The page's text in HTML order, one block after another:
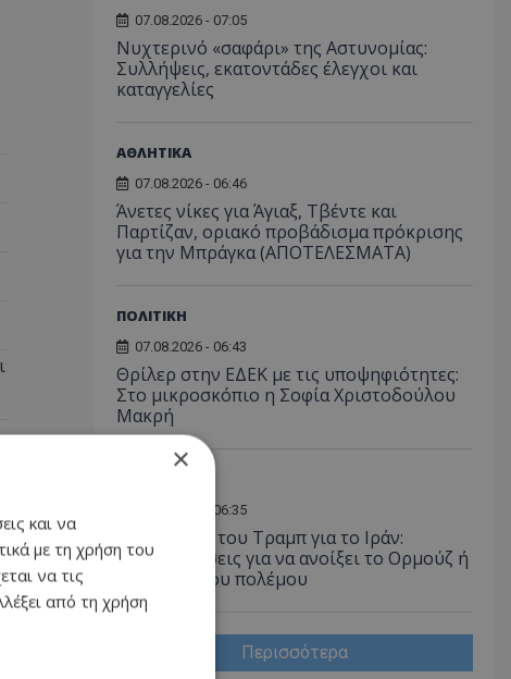
07.08.2026 - 07:05
Νυχτερινό «σαφάρι» της Αστυνομίας:
Συλλήψεις, εκατοντάδες έλεγχοι και
καταγγελίες
ΑΘΛΗΤΙΚΑ
07.08.2026 - 06:46
Άνετες νίκες για Άγιαξ, Τβέντε και
Παρτίζαν, οριακό προβάδισμα πρόκρισης
για την Μπράγκα (ΑΠΟΤΕΛΕΣΜΑΤΑ)
ΠΟΛΙΤΙΚΗ
07.08.2026 - 06:43
Θρίλερ στην ΕΔΕΚ με τις υποψηφιότητες:
Στο μικροσκόπιο η Σοφία Χριστοδούλου
Μακρή
07.08.2026 - 06:35
Το δίλημμα του Τραμπ για το Ιράν:
Παραχωρήσεις για να ανοίξει το Ορμούζ ή
συνέχιση του πολέμου
Περισσότερα
×
και να
με τη χρήση του
να τις
από τη χρήση